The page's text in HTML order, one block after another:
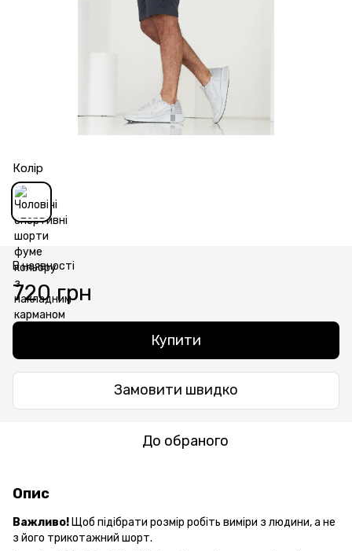
Колір
В наявності
720 грн
Купити
Замовити швидко
До обраного
Опис
Важливо! Щоб підібрати розмір робіть виміри з людини, а не
з його трикотажний шорт.